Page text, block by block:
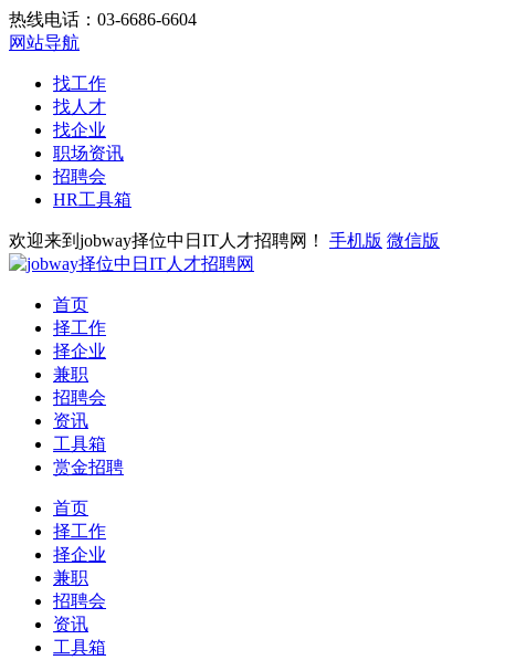
热线电话：03-6686-6604
网站导航
找工作
找人才
找企业
职场资讯
招聘会
HR工具箱
欢迎来到jobway择位中日IT人才招聘网！ 手机版 微信版
首页
择工作
择企业
兼职
招聘会
资讯
工具箱
赏金招聘
首页
择工作
择企业
兼职
招聘会
资讯
工具箱